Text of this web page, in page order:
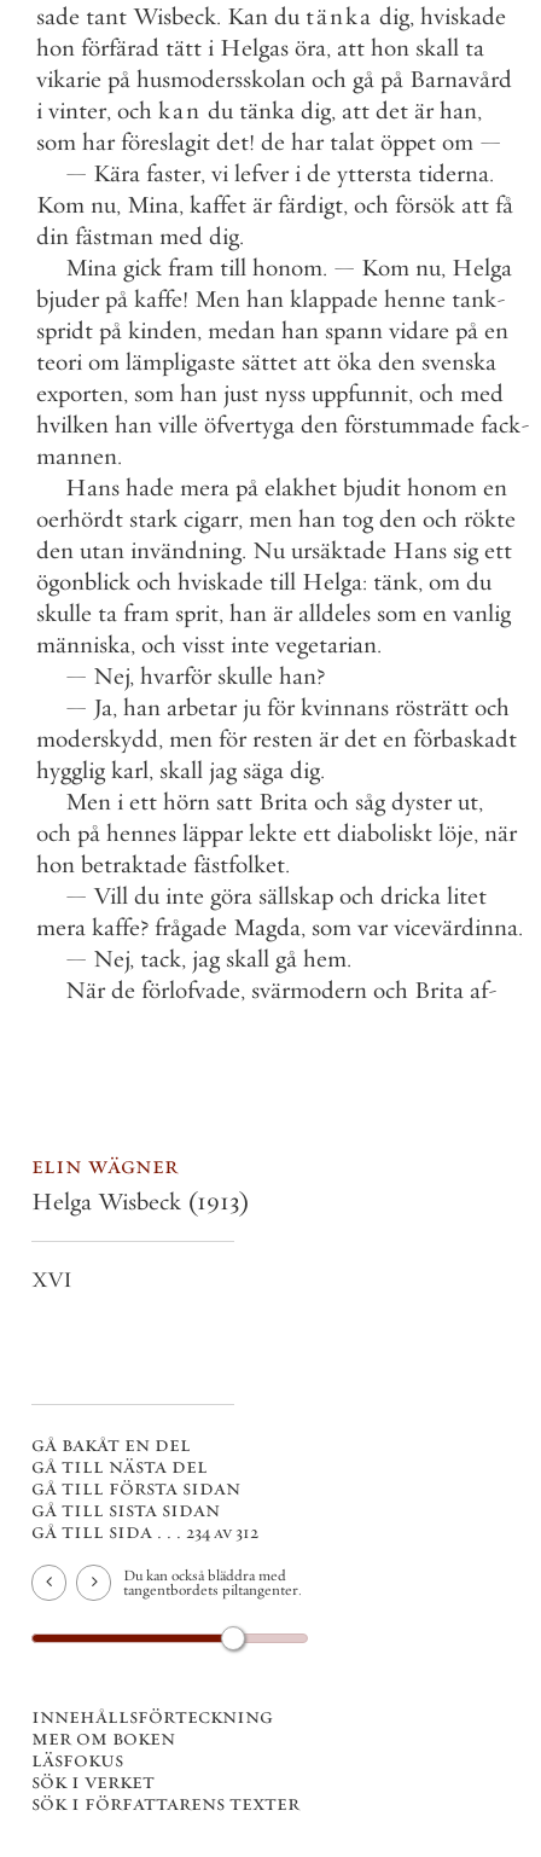
sade tant Wisbeck. Kan du tänka dig, hviskade
hon förfärad tätt i Helgas öra, att hon skall ta
vikarie på husmodersskolan och gå på Barnavård
i vinter, och kan du tänka dig, att det är han,
som har föreslagit det! de har talat öppet om —
— Kära faster, vi lefver i de yttersta tiderna.
Kom nu, Mina, kaffet är färdigt, och försök att få
din fästman med dig.
Mina gick fram till honom. — Kom nu, Helga
bjuder på kaffe! Men han klappade henne tank-
spridt på kinden, medan han spann vidare på en
teori om lämpligaste sättet att öka den svenska
exporten, som han just nyss uppfunnit, och med
hvilken han ville öfvertyga den förstummade fack-
mannen.
Hans hade mera på elakhet bjudit honom en
oerhördt stark cigarr, men han tog den och rökte
den utan invändning. Nu ursäktade Hans sig ett
ögonblick och hviskade till Helga: tänk, om du
skulle ta fram sprit, han är alldeles som en vanlig
människa, och visst inte vegetarian.
— Nej, hvarför skulle han?
— Ja, han arbetar ju för kvinnans rösträtt och
moderskydd, men för resten är det en förbaskadt
hygglig karl, skall jag säga dig.
Men i ett hörn satt Brita och såg dyster ut,
och på hennes läppar lekte ett diaboliskt löje, när
hon betraktade fästfolket.
— Vill du inte göra sällskap och dricka litet
mera kaffe? frågade Magda, som var vicevärdinna.
— Nej, tack, jag skall gå hem.
När de förlofvade, svärmodern och Brita af-
elin wägner
Helga Wisbeck (1913)
XVI
gå bakåt en del
gå till nästa del
gå till första sidan
gå till sista sidan
gå till sida . . . 234 av 312
Du kan också bläddra med
tangentbordets piltangenter.
innehållsförteckning
mer om boken
läsfokus
sök i verket
sök i författarens texter